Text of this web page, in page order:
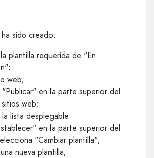
sido creado:
plantilla requerida de "En
web;
en la parte superior del
web;
lista desplegable
en la parte superior del
"Cambiar plantilla";
nueva plantilla;